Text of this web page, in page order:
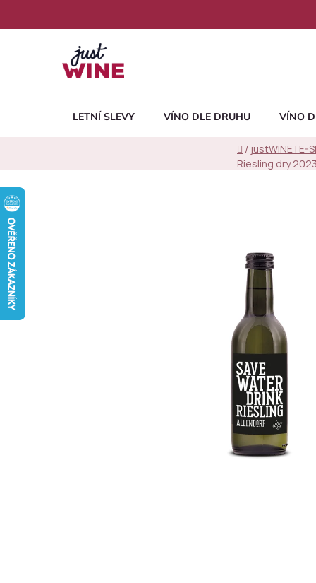
LETNÍ SLEVY VÍNO DLE DRUHU VÍNO
Domů
/ justWINE | E-
Riesling dry